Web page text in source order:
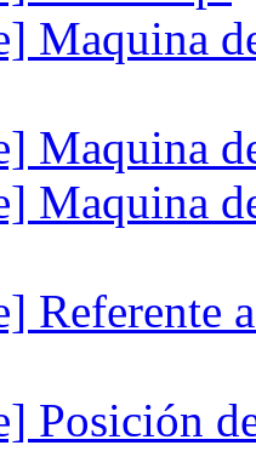
Maquina
Maquina
Maquina
Referente
Posición